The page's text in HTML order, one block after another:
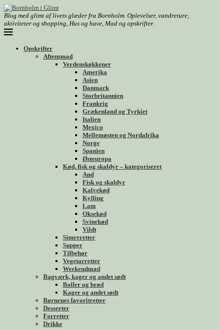
Blog med glimt af livets glæder fra Bornholm. Oplevelser, vandreture,
aktiviteter og shopping, Hus og have, Mad og opskrifter.
Opskrifter
Aftensmad
Verdenskøkkener
Amerika
Asien
Danmark
Storbritannien
Frankrig
Grækenland og Tyrkiet
Italien
Mexico
Mellemøsten og Nordafrika
Norge
Spanien
Østeuropa
Kød, fisk og skaldyr – kategoriseret
And
Fisk og skaldyr
Kalvekød
Kylling
Lam
Oksekød
Svinekød
Vildt
Simreretter
Supper
Tilbehør
Vegetarretter
Weekendmad
Bagværk, kager og andet sødt
Boller og brød
Kager og andet sødt
Børnenes favoritretter
Desserter
Forretter
Drikke